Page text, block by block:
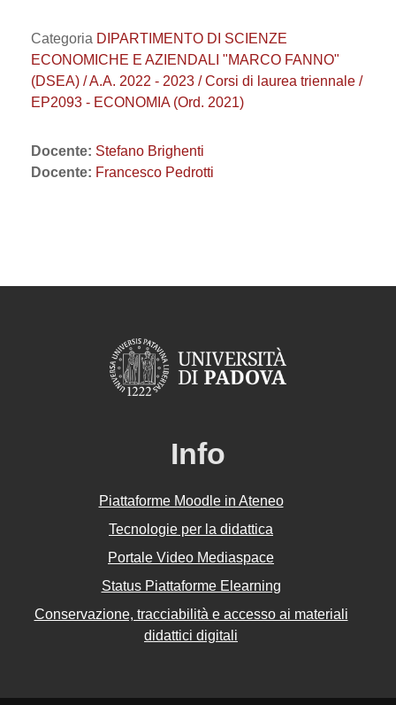
Categoria DIPARTIMENTO DI SCIENZE
ECONOMICHE E AZIENDALI "MARCO FANNO"
(DSEA) / A.A. 2022 - 2023 / Corsi di laurea triennale /
EP2093 - ECONOMIA (Ord. 2021)
Docente: Stefano Brighenti
Docente: Francesco Pedrotti
Info
Piattaforme Moodle in Ateneo
Tecnologie per la didattica
Portale Video Mediaspace
Status Piattaforme Elearning
Conservazione, tracciabilità e accesso ai materiali
didattici digitali